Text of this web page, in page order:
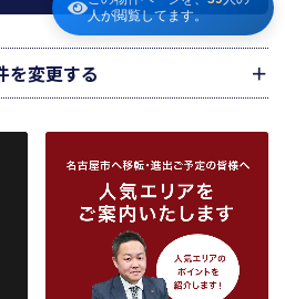
人が閲覧してます。
格査定に利用します。価格査定に用いた成約
ます。
。
しくは媒介の委託を受けた不動産の所有者そ
、契約書等に記載された個人情報、その他適
しています。
にあっては契約管理、売買取引にあっては契
施のため利用します。
おけるサービスの紹介並びにお客様にとって
・サービス等を紹介するためのダイレクトメ
を変更する
地図
から検索